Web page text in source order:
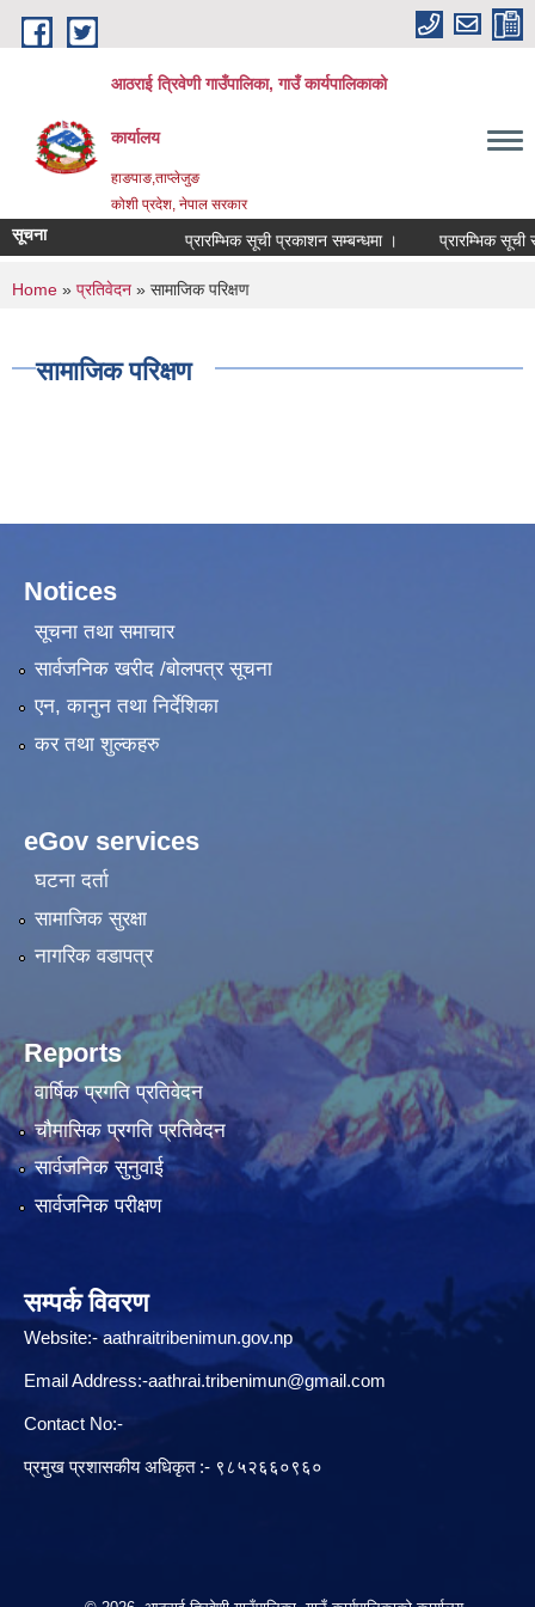
Skip to main content
आठराई त्रिवेणी गाउँपालिका, गाउँ कार्यपालिकाको
कार्यालय
हाङपाङ,ताप्लेजुङ
कोशी प्रदेश, नेपाल सरकार
सूचना प्रारम्भिक सूची प्रकाशन सम्बन्धमा । प्रारम्भिक सूची
You are here
Home » प्रतिवेदन » सामाजिक परिक्षण
सामाजिक परिक्षण
Notices
सूचना तथा समाचार
सार्वजनिक खरीद /बोलपत्र सूचना
एन, कानुन तथा निर्देशिका
कर तथा शुल्कहरु
eGov services
घटना दर्ता
सामाजिक सुरक्षा
नागरिक वडापत्र
Reports
वार्षिक प्रगति प्रतिवेदन
चौमासिक प्रगति प्रतिवेदन
सार्वजनिक सुनुवाई
सार्वजनिक परीक्षण
सम्पर्क विवरण
Website:-aathraitribenimun.gov.np
Email Address:-aathrai.tribenimun@gmail.com
Contact No:-
प्रमुख प्रशासकीय अधिकृत :- ९८५२६६०९६०